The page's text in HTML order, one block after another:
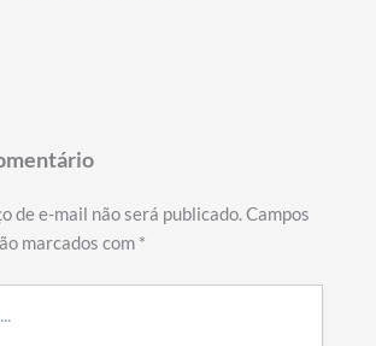
de e-mail não será publicado.Campos
marcados com *